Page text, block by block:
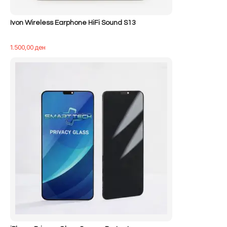
Ivon Wireless Earphone HiFi Sound S13
1.500,00ден